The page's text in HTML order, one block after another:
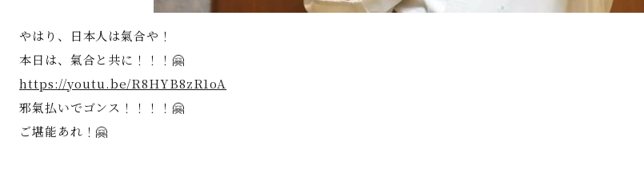
やはり、日本人は氣合や！
本日は、氣合と共に！！！🤗
https://youtu.be/R8HYB8zR1oA
邪氣払いでゴンス！！！！🤗
ご堪能あれ！🤗